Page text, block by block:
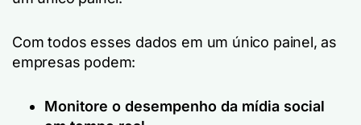
Com todos esses dados em um único painel, as
empresas podem:
Monitore o desempenho da mídia social